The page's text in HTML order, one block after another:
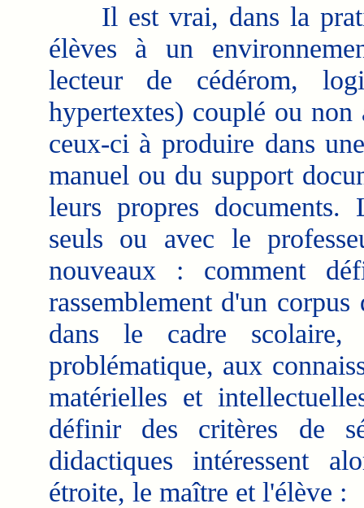
Il est vrai, dans la
élèves à un
lecteur de cédérom,
hypertextes) couplé ou
ceux-ci à produire dans
manuel ou du support
leurs propres documents.
seuls ou avec le
nouveaux : comment
rassemblement d'un
dans le cadre
problématique, aux
matérielles et
définir des critères de
didactiques intéressent
étroite, le maître et l'élève :